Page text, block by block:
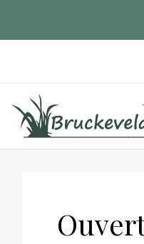
contenu